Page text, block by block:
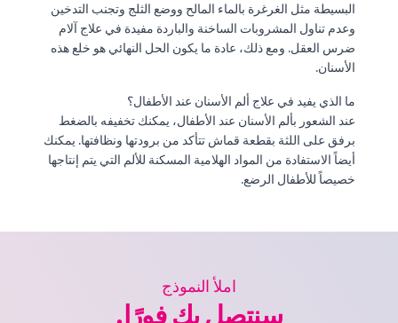
البسيطة مثل الغرغرة بالماء المالح ووضع الثلج وتجنب التدخين
وعدم تناول المشروبات الساخنة والباردة مفيدة في علاج آلام
ضرس العقل. ومع ذلك، عادة ما يكون الحل النهائي هو خلع هذه
الأسنان.
ما الذي يفيد في علاج ألم الأسنان عند الأطفال؟
عند الشعور بألم الأسنان عند الأطفال، يمكنك تخفيفه بالضغط
برفق على اللثة بقطعة قماش تتأكد من برودتها ونظافتها. يمكنك
أيضاً الاستفادة من المواد الهلامية المسكنة للألم التي يتم إنتاجها
خصيصاً للأطفال الرضع.
املأ النموذج
سنتصل بك فورًا.